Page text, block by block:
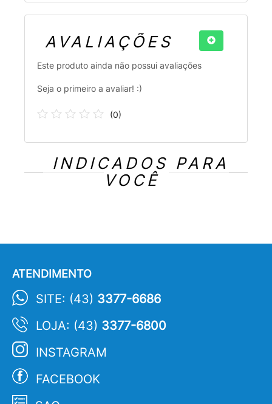
AVALIAÇÕES
Este produto ainda não possui avaliações
Seja o primeiro a avaliar! :)
(0)
INDICADOS PARA
VOCÊ
ATENDIMENTO
SITE: (43) 3377-6686
LOJA: (43) 3377-6800
INSTAGRAM
FACEBOOK